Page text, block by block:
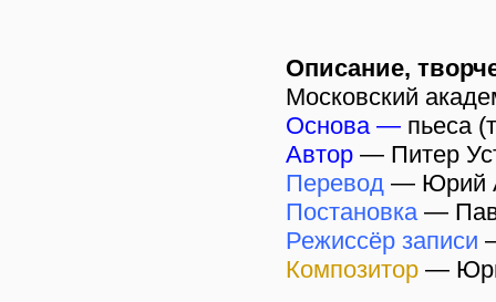
Описание,
Московский
Основа — пьеса
Автор — Питер
Перевод — Юрий
Постановка—
Режиссёр записи
Композитор —